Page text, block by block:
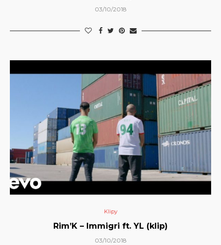
03/10/2018
Klipy
Rim’K – Immigri ft. YL (klip)
03/10/2018